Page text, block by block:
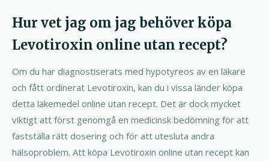
Hur vet jag om jag behöver köpa
Levotiroxin online utan recept?
Om du har diagnostiserats med hypotyreos av en läkare
och fått ordinerat Levotiroxin, kan du i vissa länder köpa
detta läkemedel online utan recept. Det är dock mycket
viktigt att först genomgå en medicinsk bedömning för att
fastställa rätt dosering och för att utesluta andra
hälsoproblem. Att köpa Levotiroxin online utan recept kan